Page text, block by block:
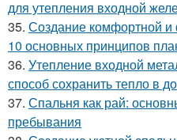
для утепления входной
35. Создание комфортной и
10 основных принципов
36. Утепление входной
способ сохранить тепло в
37. Спальня как рай:
пребывания